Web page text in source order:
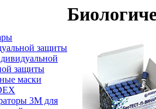
защиты
защиты
маски
3М для